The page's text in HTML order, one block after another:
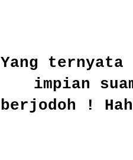
Yang
impian
berjodoh !